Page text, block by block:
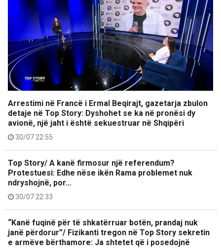
Arrestimi në Francë i Ermal Beqirajt, gazetarja zbulon
detaje në Top Story: Dyshohet se ka në pronësi dy
avionë, një jaht i është sekuestruar në Shqipëri
30/07 22:55
Top Story/ A kanë firmosur një referendum?
Protestuesi: Edhe nëse ikën Rama problemet nuk
ndryshojnë, por…
30/07 22:33
“Kanë fuqinë për të shkatërruar botën, prandaj nuk
janë përdorur”/ Fizikanti tregon në Top Story sekretin
e armëve bërthamore: Ja shtetet që i posedojnë